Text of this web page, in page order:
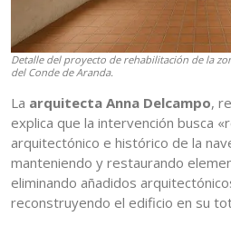
Detalle del proyecto de rehabilitación de la
del Conde de Aranda.
La arquitecta Anna Delcampo,
explica que la intervención busca
arquitectónico e histórico de la
manteniendo y restaurando
eliminando añadidos
reconstruyendo el edificio en su